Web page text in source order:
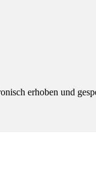
erhoben und